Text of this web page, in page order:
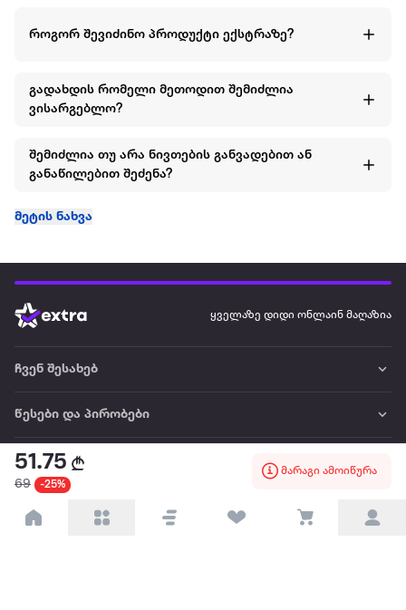
51.75
69 -25%
მარაგი ამოიწურა
როგორ შევიძინო პროდუქტი ექსტრაზე?
გადახდის რომელი მეთოდით შემიძლია
ვისარგებლო?
შემიძლია თუ არა ნივთების განვადებით ან
განაწილებით შეძენა?
მეტის ნახვა
ყველაზე დიდი ონლაინ მაღაზია
ჩვენ შესახებ
წესები და პირობები
პარტნიორებისთვის